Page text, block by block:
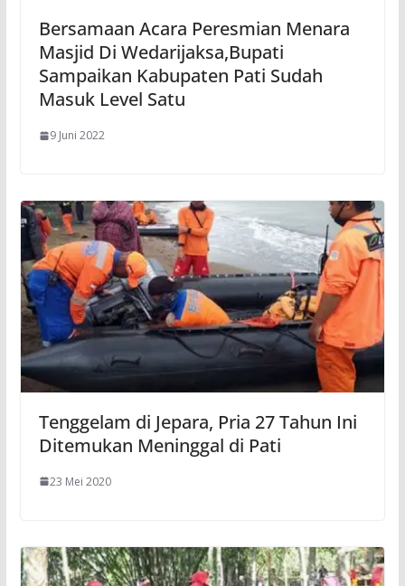
Bersamaan Acara Peresmian Menara
Masjid Di Wedarijaksa,Bupati
Sampaikan Kabupaten Pati Sudah
Masuk Level Satu
9 Juni 2022
Tenggelam di Jepara, Pria 27 Tahun Ini
Ditemukan Meninggal di Pati
23 Mei 2020